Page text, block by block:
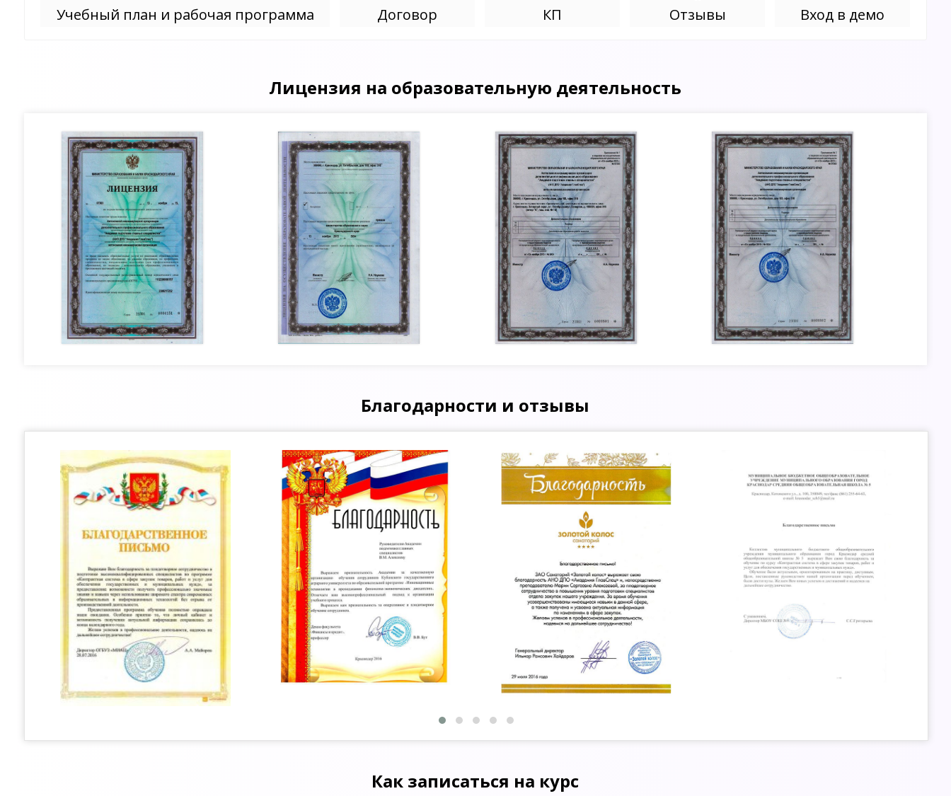
Учебный план и рабочая программа Договор КП Отзывы Вход в демо
Лицензия на образовательную деятельность
Благодарности и отзывы
Как записаться на курс